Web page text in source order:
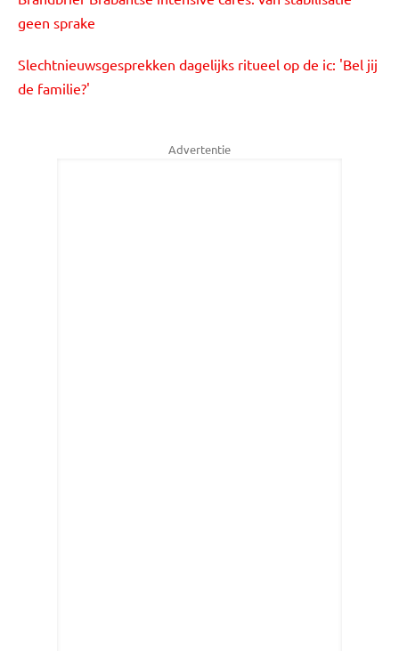
geen sprake
Slechtnieuwsgesprekken dagelijks ritueel op de ic: 'Bel jij
de familie?'
Advertentie